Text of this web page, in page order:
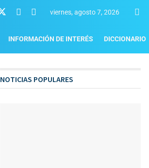
viernes, agosto 7, 2026
INFORMACIÓN DE INTERÉS DICCIONARIO
NOTICIAS POPULARES